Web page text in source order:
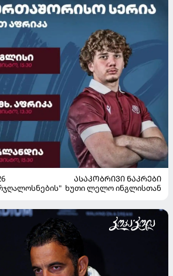
ᲐᲡᲐᲙᲝᲑᲠᲘᲕᲘ ᲜᲐᲙᲠᲔᲑᲘ
ხუთი ლელო ინგლისთან